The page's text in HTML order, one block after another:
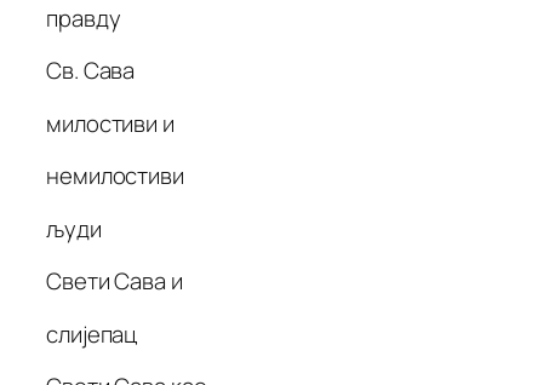
правду
Св. Сава
милостиви и
немилостиви
људи
Свети Сава и
слијепац